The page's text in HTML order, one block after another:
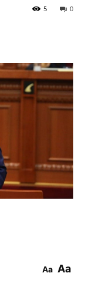
0
5
Aa Aa